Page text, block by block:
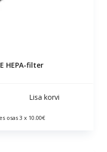
HEPA-filter
Lisa korvi
osas 3 x 10.00€